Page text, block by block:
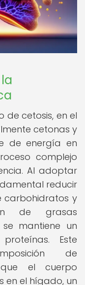
de cetosis, en el
cetonas y
de energía en
complejo
Al adoptar
reducir
carbohidratos y
de grasas
mantiene un
Este
de
que el cuerpo
en el hígado, un